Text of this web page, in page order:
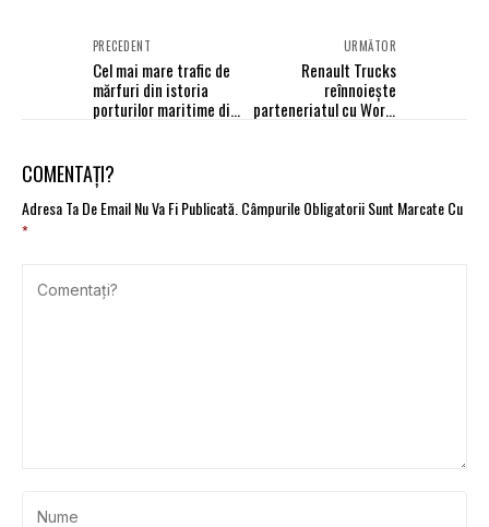
PRECEDENT
Cel mai mare trafic de
mărfuri din istoria
porturilor maritime din
URMĂTOR
Renault Trucks
reînnoiește
parteneriatul cu World
COMENTAȚI?
Adresa Ta De Email Nu Va Fi Publicată. Câmpurile Obligatorii Sunt Marcate Cu
*